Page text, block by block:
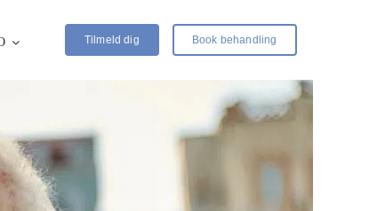
Tilmeld dig Book behandling